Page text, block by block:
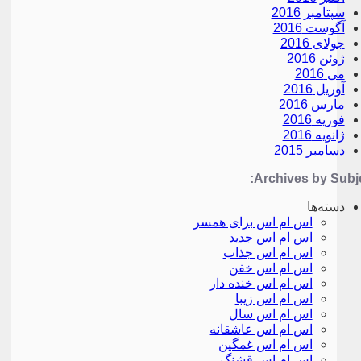
سپتامبر 2016
آگوست 2016
جولای 2016
ژوئن 2016
می 2016
آوریل 2016
مارس 2016
فوریه 2016
ژانویه 2016
دسامبر 2015
Archives by
دسته‌ها
اس ام اس برای همسر
اس ام اس جدید
اس ام اس جذاب
اس ام اس خفن
اس ام اس خنده دار
اس ام اس زیبا
اس ام اس سال
اس ام اس عاشقانه
اس ام اس غمگین